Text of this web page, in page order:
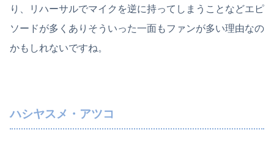
り、リハーサルでマイクを逆に持ってしまうことなどエピ
ソードが多くありそういった一面もファンが多い理由なの
かもしれないですね。
ハシヤスメ・アツコ